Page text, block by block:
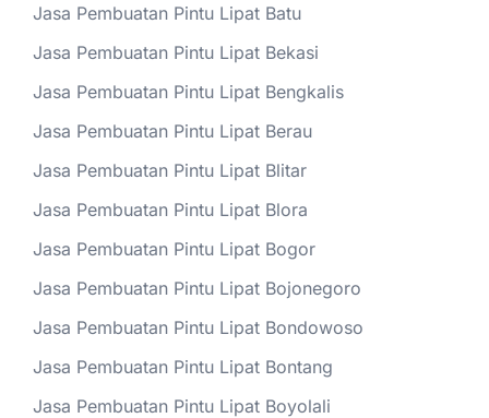
Jasa Pembuatan Pintu Lipat Batu
Jasa Pembuatan Pintu Lipat Bekasi
Jasa Pembuatan Pintu Lipat Bengkalis
Jasa Pembuatan Pintu Lipat Berau
Jasa Pembuatan Pintu Lipat Blitar
Jasa Pembuatan Pintu Lipat Blora
Jasa Pembuatan Pintu Lipat Bogor
Jasa Pembuatan Pintu Lipat Bojonegoro
Jasa Pembuatan Pintu Lipat Bondowoso
Jasa Pembuatan Pintu Lipat Bontang
Jasa Pembuatan Pintu Lipat Boyolali